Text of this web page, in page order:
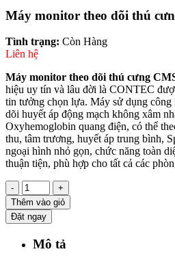
Máy monitor theo dõi thú
Tình trạng: Còn Hàng
Liên hệ
Máy monitor theo dõi thú cưng
hiệu uy tín và lâu đời là CONTEC
tin tưởng chọn lựa. Máy sử dụng công
dõi huyết áp động mạch không xâm
Oxyhemoglobin quang điện, có thể
thu, tâm trương, huyết áp trung bình,
ngoại hình nhỏ gọn, chức năng toàn
thuận tiện, phù hợp cho tất cả các
-
+
Thêm vào giỏ
Đặt ngay
Mô tả